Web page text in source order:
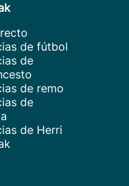
de fútbol
de
de remo
de
de Herri